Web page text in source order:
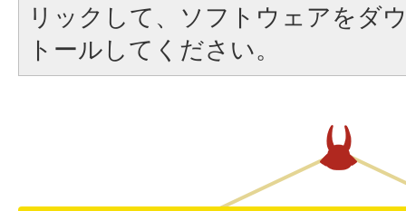
リックして、ソフトウェアをダ
トールしてください。